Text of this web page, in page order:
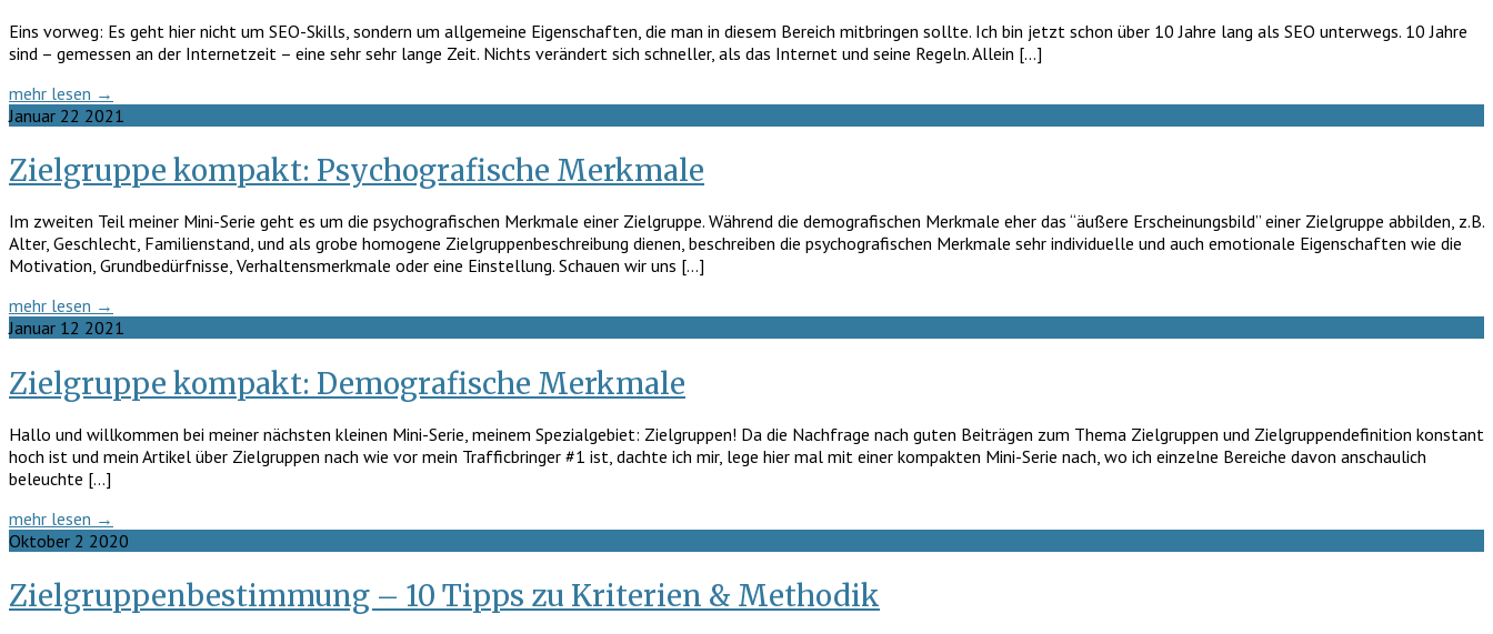
Eins vorweg: Es geht hier nicht um SEO-Skills, sondern um allgemeine Eigenschaften, die man in diesem Bereich mitbringen sollte. Ich bin jetzt schon über 10 Jahre lang als SEO unterwegs. 10 Jahre
sind – gemessen an der Internetzeit – eine sehr sehr lange Zeit. Nichts verändert sich schneller, als das Internet und seine Regeln. Allein […]
mehr lesen →
Januar 22 2021
Zielgruppe kompakt: Psychografische Merkmale
Im zweiten Teil meiner Mini-Serie geht es um die psychografischen Merkmale einer Zielgruppe. Während die demografischen Merkmale eher das “äußere Erscheinungsbild” einer Zielgruppe abbilden, z.B.
Alter, Geschlecht, Familienstand, und als grobe homogene Zielgruppenbeschreibung dienen, beschreiben die psychografischen Merkmale sehr individuelle und auch emotionale Eigenschaften wie die
Motivation, Grundbedürfnisse, Verhaltensmerkmale oder eine Einstellung. Schauen wir uns […]
mehr lesen →
Januar 12 2021
Zielgruppe kompakt: Demografische Merkmale
Hallo und willkommen bei meiner nächsten kleinen Mini-Serie, meinem Spezialgebiet: Zielgruppen! Da die Nachfrage nach guten Beiträgen zum Thema Zielgruppen und Zielgruppendefinition konstant
hoch ist und mein Artikel über Zielgruppen nach wie vor mein Trafficbringer #1 ist, dachte ich mir, lege hier mal mit einer kompakten Mini-Serie nach, wo ich einzelne Bereiche davon anschaulich
beleuchte […]
mehr lesen →
Oktober 2 2020
Zielgruppenbestimmung – 10 Tipps zu Kriterien & Methodik